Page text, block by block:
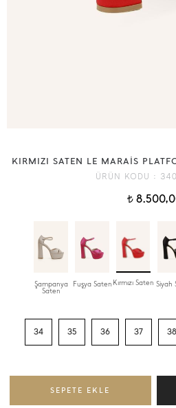
KIRMIZI SATEN LE MARAİS
ÜRÜN KODU :
t
Şampanya
Saten
Fuşya Saten Kırmızı Saten Siyah
34 35 36 37 38